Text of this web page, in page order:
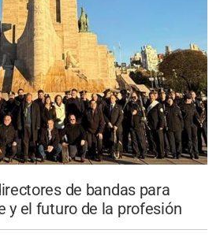
de bandas para
y el futuro de la profesión